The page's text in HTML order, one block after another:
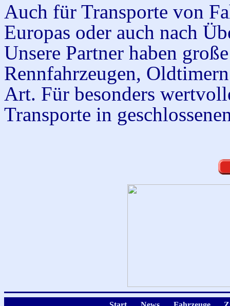
Auch für Transporte von
Europas oder auch nach
Unsere Partner haben
Rennfahrzeugen,
Art. Für besonders
Transporte in